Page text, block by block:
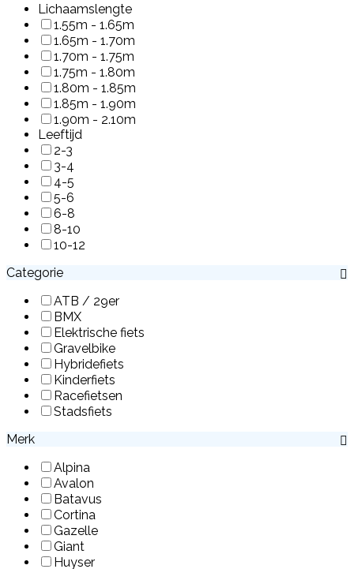
Lichaamslengte
1.55m - 1.65m
1.65m - 1.70m
1.70m - 1.75m
1.75m - 1.80m
1.80m - 1.85m
1.85m - 1.90m
1.90m - 2.10m
Leeftijd
2-3
3-4
4-5
5-6
6-8
8-10
10-12
Categorie
ATB / 29er
BMX
Elektrische fiets
Gravelbike
Hybridefiets
Kinderfiets
Racefietsen
Stadsfiets
Merk
Alpina
Avalon
Batavus
Cortina
Gazelle
Giant
Huyser